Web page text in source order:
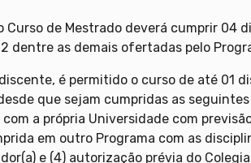
Curso de Mestrado deverá cumprir
dentre as demais ofertadas pelo
é permitido o curso de até 01
que sejam cumpridas as
com a própria Universidade com
em outro Programa com as
e (4) autorização prévia do